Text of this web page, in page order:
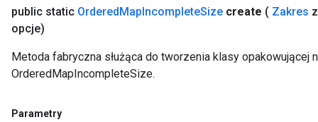
public static OrderedMapIncompleteSize create ( Zakres
opcje)
Metoda fabryczna służąca do tworzenia klasy opakowującej
OrderedMapIncompleteSize.
Parametry